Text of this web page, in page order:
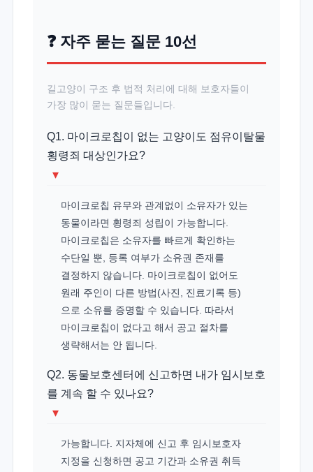
❓ 자주 묻는 질문 10선
길고양이 구조 후 법적 처리에 대해 보호자들이
가장 많이 묻는 질문들입니다.
Q1. 마이크로칩이 없는 고양이도 점유이탈물
횡령죄 대상인가요?
▾
마이크로칩 유무와 관계없이 소유자가 있는
동물이라면 횡령죄 성립이 가능합니다.
마이크로칩은 소유자를 빠르게 확인하는
수단일 뿐, 등록 여부가 소유권 존재를
결정하지 않습니다. 마이크로칩이 없어도
원래 주인이 다른 방법(사진, 진료기록 등)
으로 소유를 증명할 수 있습니다. 따라서
마이크로칩이 없다고 해서 공고 절차를
생략해서는 안 됩니다.
Q2. 동물보호센터에 신고하면 내가 임시보호
를 계속 할 수 있나요?
▾
가능합니다. 지자체에 신고 후 임시보호자
지정을 신청하면 공고 기간과 소유권 취득